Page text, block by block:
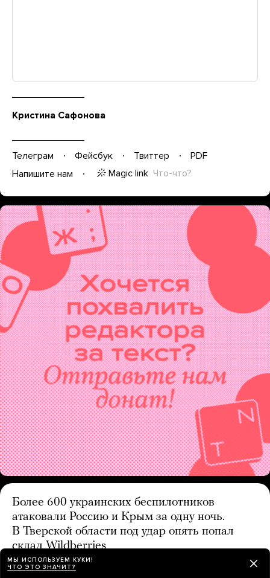
Кристина Сафонова
Телеграм Фейсбук Твиттер
PDF
Напишите нам
Magic link Что-что?
Более 600 украинских беспилотников
атаковали Россию и Крым за одну ночь.
В Тверской области под удар опять попал
склад Wildberries
34 минуты назад
МЫ ИСПОЛЬЗУЕМ КУКИ!
ЧТО ЭТО ЗНАЧИТ?